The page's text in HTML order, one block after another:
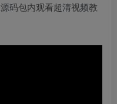
码包内观看超清视频教